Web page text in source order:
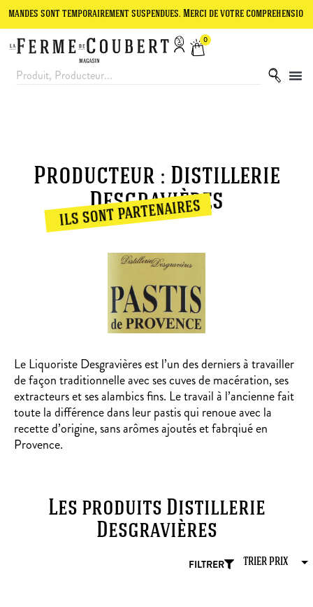
sont temporairement suspendues. Merci de votre compréhension.
0
Producteur : Distillerie
Desgravières
ils sont partenaires
Le Liquoriste Desgravières est l’un des derniers à travailler
de façon traditionnelle avec ses cuves de macération, ses
extracteurs et ses alambics fins. Le travail à l’ancienne fait
toute la différence dans leur pastis qui renoue avec la
recette d’origine, sans arômes ajoutés et fabrqiué en
Provence.
Les produits Distillerie
Desgravières
FILTRER